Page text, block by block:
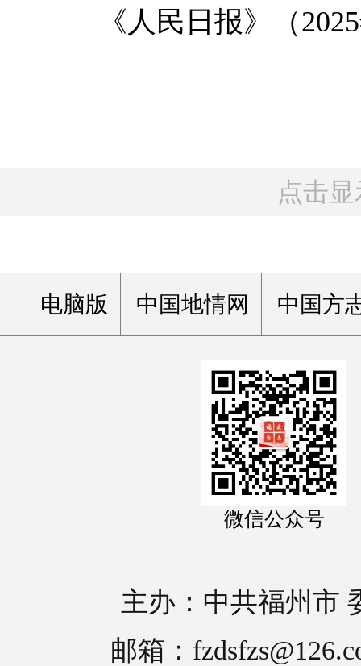
《人民日报》（2025
点击
电脑版 中国地情网 中国方
微信公众号
主办：中共福州市
邮箱：